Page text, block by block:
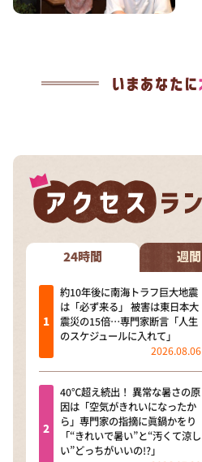
24時間 週間
約10年後に南海トラフ巨大地震
は「必ず来る」 被害は東日本大
震災の15倍…専門家断言「人生
のスケジュールに入れて」
2026.08.06
40℃超え続出！ 異常な暑さの原
因は「空気がきれいになったか
ら」専門家の指摘に眞鍋かをり
「“きれいで暑い”と“汚くて涼し
い”どっちがいいの!?」